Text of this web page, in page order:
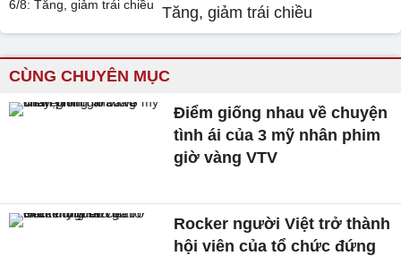
Tăng, giảm trái chiều
CÙNG CHUYÊN MỤC
Điểm giống nhau về chuyện
tình ái của 3 mỹ nhân phim
giờ vàng VTV
Rocker người Việt trở thành
hội viên của tổ chức đứng